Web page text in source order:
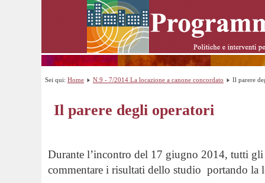
Sei qui: Home N.9 - 7/2014 La locazione a canone concordato Il parere
Il parere degli operatori
Durante l’incontro del 17 giugno 2014, tutti
commentare i risultati dello studio portando la